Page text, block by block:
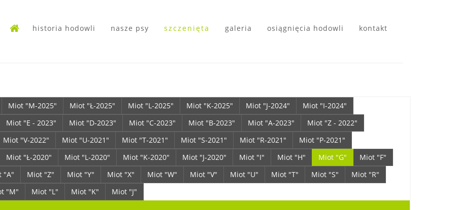
historia hodowli nasze psy szczenięta galeria osiągnięcia hodowli kontakt
Miot "M-2025" Miot "Ł-2025" Miot "L-2025" Miot "K-2025" Miot "J-2024"
Miot "I-2024"
Miot "E - 2023"
Miot "D-2023" Miot "C-2023" Miot "B-2023" Miot "A-2023"
Miot "Z - 2022"
Miot "V-2022"
Miot "U-2021" Miot "T-2021" Miot "S-2021" Miot "R-2021"
Miot "P-2021"
Miot "Ł-2020"
Miot "L-2020" Miot "K-2020" Miot "J-2020" Miot "I" Miot "H" Miot "G"
Miot "F"
"A"
Miot "Z" Miot "Y" Miot "X" Miot "W" Miot "V" Miot "U" Miot "T" Miot "S"
Miot "R"
"M"
Miot "L" Miot "K" Miot "J"